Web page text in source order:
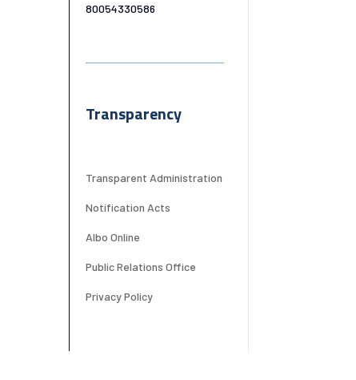
80054330586
Transparency
Transparent Administration
Notification Acts
Albo Online
Public Relations Office
Privacy Policy